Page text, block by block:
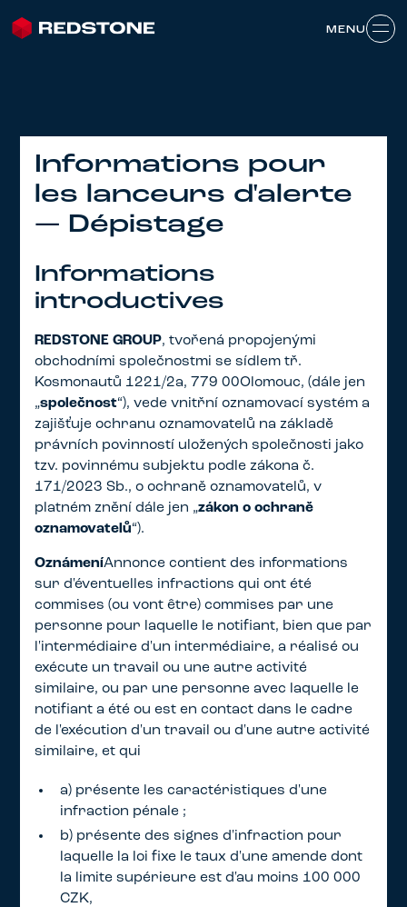
MENU
Informations pour
les lanceurs d'alerte
— Dépistage
Informations
introductives
REDSTONE GROUP, tvořená propojenými
obchodními společnostmi se sídlem tř.
Kosmonautů 1221/2a, 779 00Olomouc, (dále jen
„společnost“), vede vnitřní oznamovací systém a
zajišťuje ochranu oznamovatelů na základě
právních povinností uložených společnosti jako
tzv. povinnému subjektu podle zákona č.
171/2023 Sb., o ochraně oznamovatelů, v
platném znění dále jen „zákon o ochraně
oznamovatelů“).
OznámeníAnnonce contient des informations
sur d'éventuelles infractions qui ont été
commises (ou vont être) commises par une
personne pour laquelle le notifiant, bien que par
l'intermédiaire d'un intermédiaire, a réalisé ou
exécute un travail ou une autre activité
similaire, ou par une personne avec laquelle le
notifiant a été ou est en contact dans le cadre
de l'exécution d'un travail ou d'une autre activité
similaire, et qui
a) présente les caractéristiques d'une
infraction pénale ;
b) présente des signes d'infraction pour
laquelle la loi fixe le taux d'une amende dont
la limite supérieure est d'au moins 100 000
CZK,